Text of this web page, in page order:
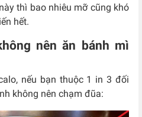
thì bao nhiêu mỡ cũng khó
hết.
nên ăn bánh mì
nếu bạn thuộc 1 in 3 đối
không nên chạm đũa: